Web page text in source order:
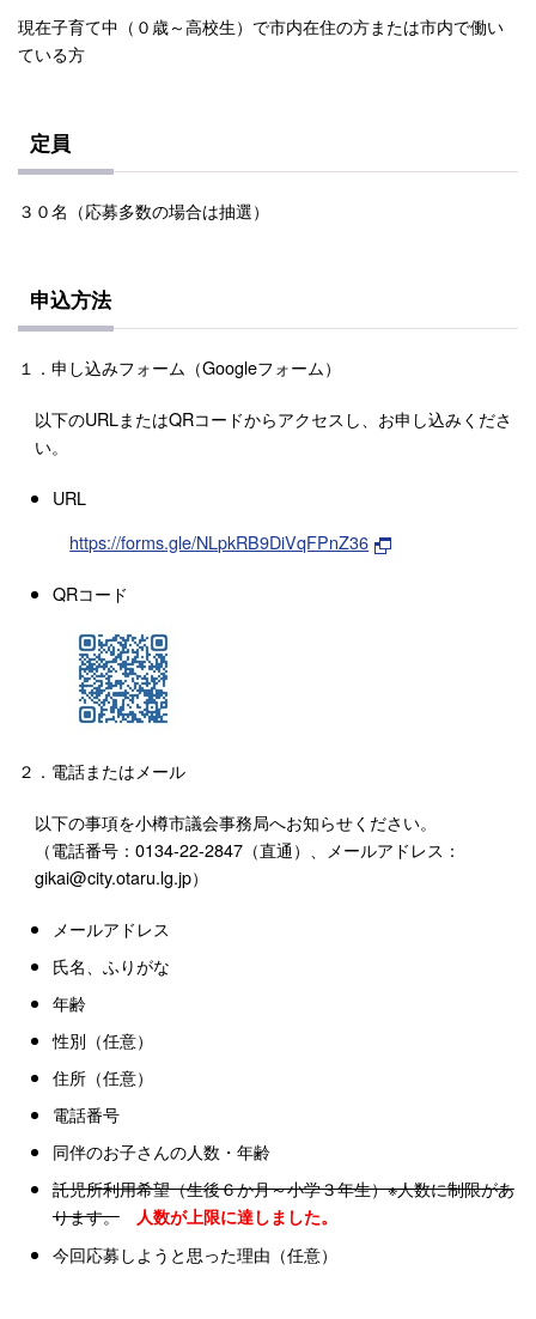
現在子育て中（０歳～高校生）で市内在住の方または市内で働い
ている方
定員
３０名（応募多数の場合は抽選）
申込方法
１．申し込みフォーム（Googleフォーム）
以下のURLまたはQRコードからアクセスし、お申し込みくださ
い。
URL
https://forms.gle/NLpkRB9DiVqFPnZ36
QRコード
２．電話またはメール
以下の事項を小樽市議会事務局へお知らせください。
（電話番号：0134-22-2847（直通）、メールアドレス：
gikai@city.otaru.lg.jp）
メールアドレス
氏名、ふりがな
年齢
性別（任意）
住所（任意）
電話番号
同伴のお子さんの人数・年齢
託児所利用希望（生後６か月～小学３年生）※人数に制限があ
ります。
人数が上限に達しました。
今回応募しようと思った理由（任意）